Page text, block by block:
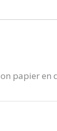
papier